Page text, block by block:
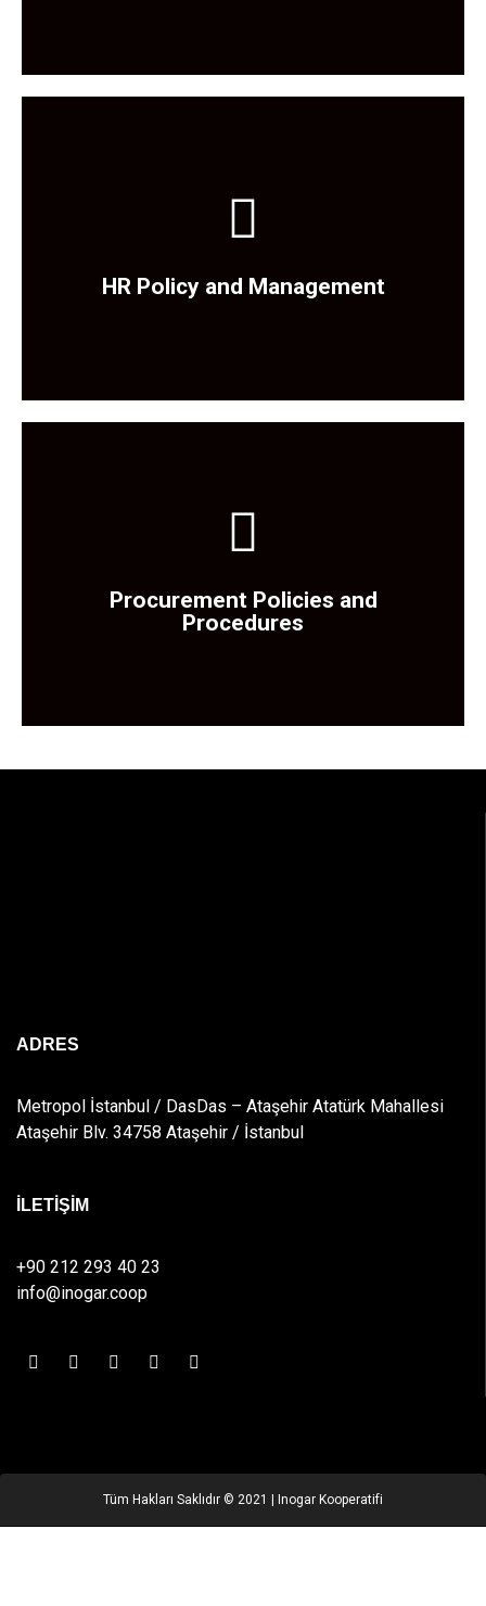
HR Policy and Management
Politikaya Ulaşmak İçin
Procurement Policies and
Procedures
Politikaya Ulaşmak İçin
Tıklayınız
ADRES
Metropol İstanbul / DasDas – Ataşehir Atatürk Mahallesi
Ataşehir Blv. 34758 Ataşehir / İstanbul
İLETİŞİM
+90 212 293 40 23
info@inogar.coop
Tüm Hakları Saklıdır © 2021 | Inogar Kooperatifi